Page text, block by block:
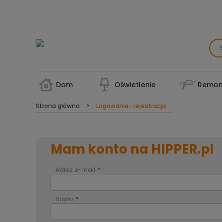
Dom Oświetlenie
Strona główna Logowanie i rejestracja
Mam konto na HIPPER.pl
Adres e-mail
Hasło